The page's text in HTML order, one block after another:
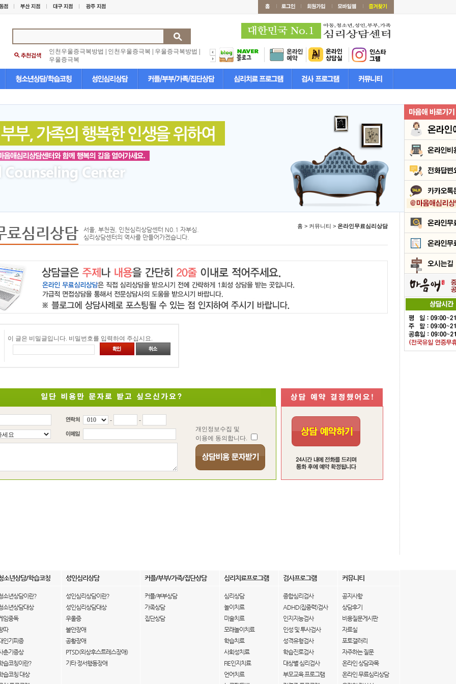
인천우울증극복방법 인천우울증극복 우울증극복방법
우울증극복
료심리상담
서울, 부천권, 인천심리상담센터 N0.1 자부심.
심리상담센터의 역사를 만들어가겠습니다.
홈 > 커뮤니티 > 온라인무료심리상담
이 글은 비밀글입니다. 비밀번호를 입력하여 주십시요.
-
-
개인정보수집 및
이용에 동의합니다.
소년상담/학습코칭 성인심리상담 커플/부부/가족/집단상담 심리치료프로그램 검사프로그램 커뮤니티
소년상담이란?
소년상담대상
임중독
따
인기피증
춘기증상
습코칭이란?
습코칭 대상
성인심리상담이란?
성인심리상담대상
우울증
불안장애
공황장애
PTSD(외상후스트레스장애)
기타 정서행동장애
커플/부부상담
가족상담
집단상담
심리상담
놀이치료
미술치료
모래놀이치료
학습치료
사회성치료
FIE인지치료
언어치료
종합심리검사
ADHD(집중력)검사
인지지능검사
인성 및 투사검사
성격유형검사
학습진로검사
대상별 심리검사
부모교육 프로그램
공지사항
상담후기
비용질문게시판
자료실
포토갤러리
자주하는 질문
온라인 상담과목
온라인 무료심리상담